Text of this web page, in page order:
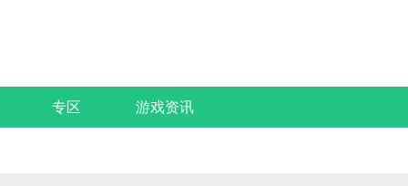
专区 游戏资讯